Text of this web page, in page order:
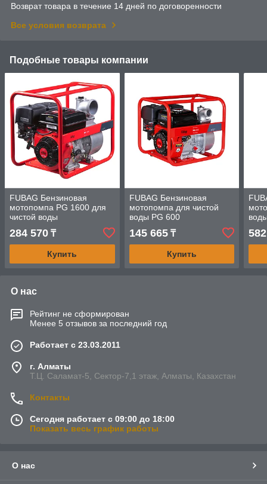
Возврат товара в течение 14 дней по договоренности
Все условия возврата
Подобные товары компании
FUBAG Бензиновая
мотопомпа PG 1600 для
чистой воды
284 570 ₸
Купить
FUBAG Бензиновая
мотопомпа для чистой
воды PG 600
145 665₸
Купить
О нас
Рейтинг не сформирован
Менее 5 отзывов за последний год
Работает с 23.03.2011
г. Алматы
Т.Ц. Саламат-5, Cектор-7,1 этаж, Алматы, Казахстан
Контакты
Сегодня работает с 09:00 до 18:00
Показать весь график работы
О нас